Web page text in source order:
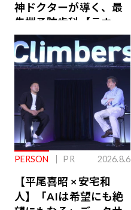
神ドクターが導く、最
先端予防歯科【ラウン
ジ会員特典あり】
PERSON PR 2026.8.6
【平尾喜昭 × 安宅和
人】「AIは希望にも絶